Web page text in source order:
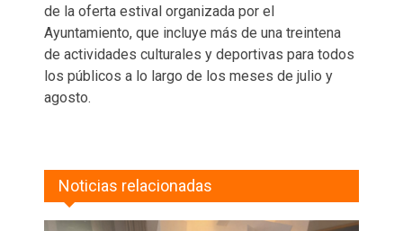
de la oferta estival organizada por el
Ayuntamiento, que incluye más de una treintena
de actividades culturales y deportivas para todos
los públicos a lo largo de los meses de julio y
agosto.
Noticias relacionadas